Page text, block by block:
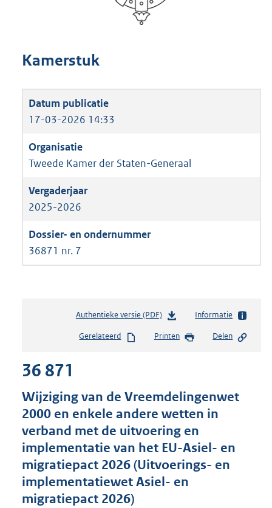
Kamerstuk
17-03-2026 14:33
Tweede Kamer der Staten-Generaal
2025-2026
36871 nr. 7
Authentieke versie (PDF)b
s
s
g
r
o
o
t
Informatie
Gerelateerd Printen Delen
36 871
Wijziging van de Vreemdelingenwet
2000 en enkele andere wetten in
verband met de uitvoering en
implementatie van het EU-Asiel- en
migratiepact 2026 (Uitvoerings- en
implementatiewet Asiel- en
migratiepact 2026)